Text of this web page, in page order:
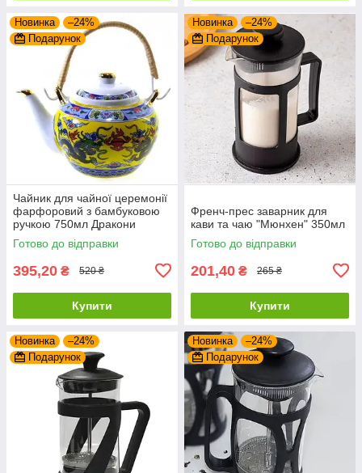
Новинка
–24%
Подарунок
Чайник для чайної церемонії
фарфоровий з бамбуковою
ручкою 750мл Дракони
Готово до відправки
395,20 ₴ 520 ₴
Купити
Новинка
–24%
Подарунок
Френч-прес заварник для
кави та чаю "Мюнхен" 350мл
Готово до відправки
201,40 ₴ 265 ₴
Купити
Новинка
–24%
Подарунок
Новинка
–24%
Подарунок